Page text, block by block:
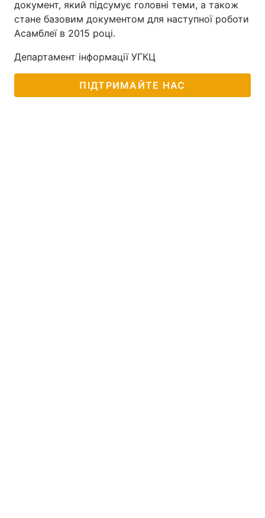
Тема оформлення
документ, який підсумує головні теми, а також
стане базовим документом для наступної роботи
Асамблеї в 2015 році.
Департамент інформації УГКЦ
ПІДТРИМАЙТЕ НАС